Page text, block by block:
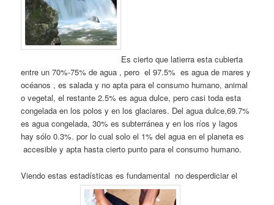
Es cierto que latierra esta cubierta
entre un 70%-75% de agua , pero el 97.5% es agua de mares y
océanos , es salada y no apta para el consumo humano, animal
o vegetal, el restante 2.5% es agua dulce, pero casi toda esta
congelada en los polos y en los glaciares. Del agua dulce,69.7%
es agua congelada, 30% es subterránea y en los ríos y lagos
hay sólo 0.3%. por lo cual solo el 1% del agua en el planeta es
accesible y apta hasta cierto punto para el consumo humano.
Viendo estas estadísticas es fundamental no desperdiciar el